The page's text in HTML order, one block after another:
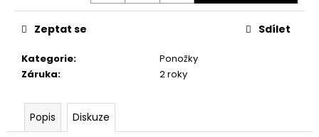
cena:
Kategorie:
Ponožky
Záruka: 2 roky
Zeptat se Sdílet
Popis Diskuze
e
PÁNSKÁ
SE
HELP
HEROES